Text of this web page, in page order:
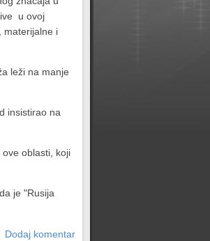
u ovoj
materijalne i
leži na manje
insistirao na
oblasti, koji
je "Rusija
Dodaj komentar